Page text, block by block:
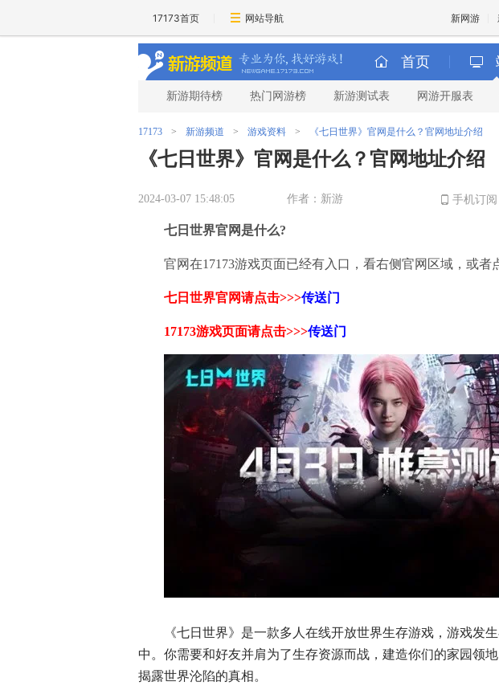
17173首页 网站导航 新网游
首页
新游期待榜 热门网游榜 新游测试表 网游开服表
17173 > 新游频道 > 游戏资料 > 《七日世界》官网是什么？官网地址介绍
《七日世界》官网是什么？官网地址介绍
2024-03-07 15:48:05 作者：新游 手机订阅
七日世界官网是什么?
官网在17173游戏页面已经有入口，看右侧官网区域，或者
七日世界官网请点击>>>传送门
17173游戏页面请点击>>>传送门
《七日世界》是一款多人在线开放世界生存游戏，游戏发
中。你需要和好友并肩为了生存资源而战，建造你们的家园领
揭露世界沦陷的真相。